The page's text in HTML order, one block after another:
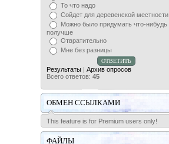
То что надо
Сойдет для деревенской местности
Можно было придумать что-нибудь
получше
Отвратительно
Мне без разницы
Результаты | Архив опросов
Всего ответов: 45
ОБМЕН ССЫЛКАМИ
This feature is for Premium users only!
ФАЙЛЫ